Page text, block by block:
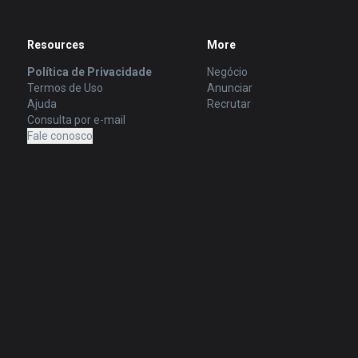
Resources
Política de Privacidade
Termos de Uso
Ajuda
Consulta por e-mail
Fale conosco
More
Negócio
Anunciar
Recrutar